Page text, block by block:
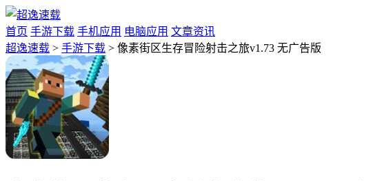
首页 手游下载 手机应用 电脑应用 文章资讯
超逸速载 > 手游下载 > 像素街区生存冒险射击之旅v1.73 无广告版